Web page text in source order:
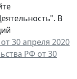
В
30 апреля 2020
РФ от 30